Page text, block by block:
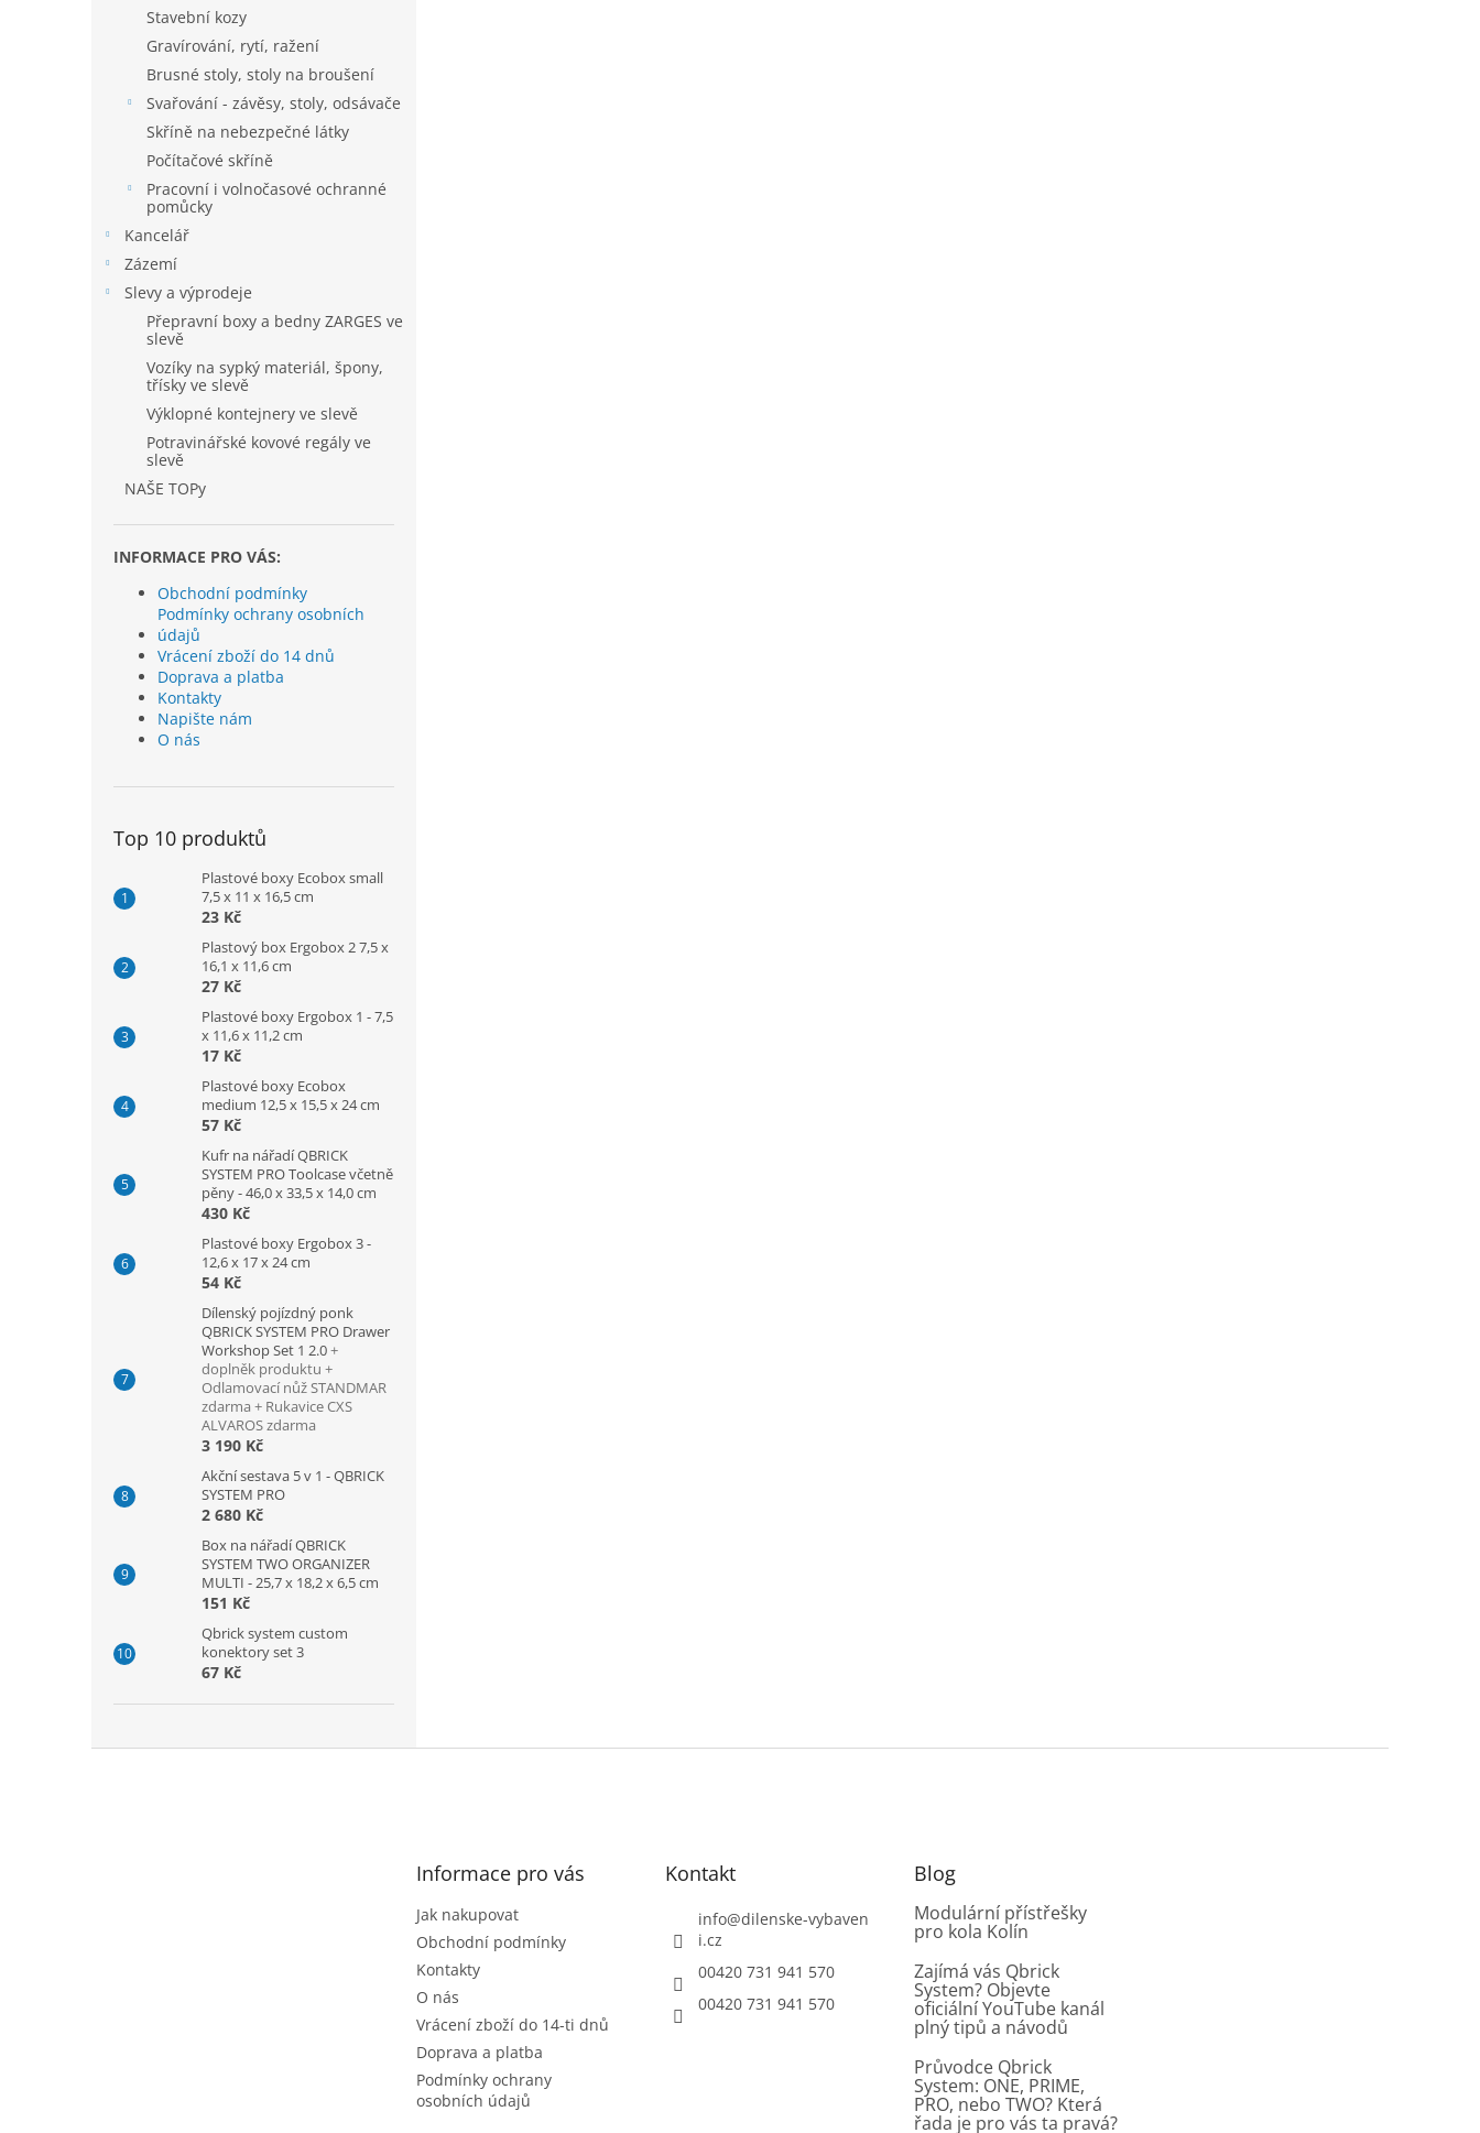
Stavební kozy
Gravírování, rytí, ražení
Brusné stoly, stoly na broušení
Svařování - závěsy, stoly, odsávače
Skříně na nebezpečné látky
Počítačové skříně
Pracovní i volnočasové ochranné
pomůcky
Kancelář
Zázemí
Slevy a výprodeje
Přepravní boxy a bedny ZARGES ve
slevě
Vozíky na sypký materiál, špony,
třísky ve slevě
Výklopné kontejnery ve slevě
Potravinářské kovové regály ve
slevě
NAŠE TOPy
INFORMACE PRO VÁS:
Obchodní podmínky
Podmínky ochrany osobních
údajů
Vrácení zboží do 14 dnů
Doprava a platba
Kontakty
Napište nám
O nás
Top 10 produktů
Plastové boxy Ecobox small
7,5 x 11 x 16,5 cm
23 Kč
Plastový box Ergobox 2 7,5 x
16,1 x 11,6 cm
27 Kč
Plastové boxy Ergobox 1 - 7,5
x 11,6 x 11,2 cm
17 Kč
Plastové boxy Ecobox
medium 12,5 x 15,5 x 24 cm
57 Kč
Kufr na nářadí QBRICK
SYSTEM PRO Toolcase včetně
pěny - 46,0 x 33,5 x 14,0 cm
430 Kč
Plastové boxy Ergobox 3 -
12,6 x 17 x 24 cm
54 Kč
Dílenský pojízdný ponk
QBRICK SYSTEM PRO Drawer
Workshop Set 1 2.0+
doplněk produktu +
Odlamovací nůž STANDMAR
zdarma + Rukavice CXS
ALVAROS zdarma
3 190 Kč
Akční sestava 5 v 1 - QBRICK
SYSTEM PRO
2 680 Kč
Box na nářadí QBRICK
SYSTEM TWO ORGANIZER
MULTI - 25,7 x 18,2 x 6,5 cm
151 Kč
Qbrick system custom
konektory set 3
67 Kč
Informace pro vás
Jak nakupovat
Obchodní podmínky
Kontakty
O nás
Vrácení zboží do 14-ti dnů
Doprava a platba
Podmínky ochrany
osobních údajů
Kontakt
info@dilenske-vybaven
i.cz
00420 731 941 570
00420 731 941 570
Blog
Modulární přístřešky
pro kola Kolín
Zajímá vás Qbrick
System? Objevte
oficiální YouTube kanál
plný tipů a návodů
Průvodce Qbrick
System: ONE, PRIME,
PRO, nebo TWO? Která
řada je pro vás ta pravá?